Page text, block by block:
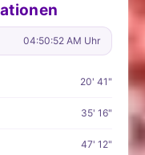
04:50:53 AM Uhr
20' 41"
35' 16"
47' 12"